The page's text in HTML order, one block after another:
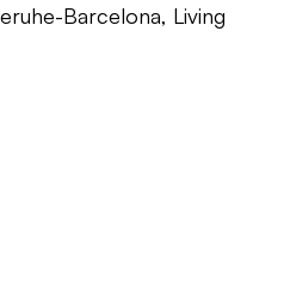
Barcelona, Living